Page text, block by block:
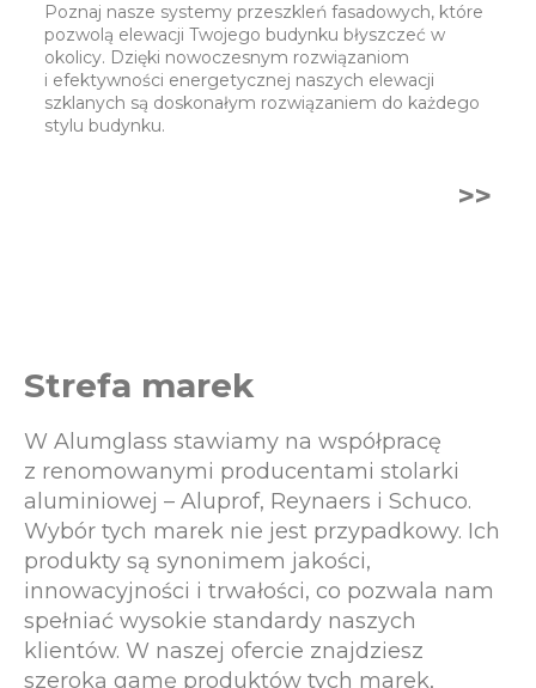
Poznaj nasze systemy przeszkleń fasadowych, które
pozwolą elewacji Twojego budynku błyszczeć w
okolicy. Dzięki nowoczesnym rozwiązaniom
i efektywności energetycznej naszych elewacji
szklanych są doskonałym rozwiązaniem do każdego
stylu budynku.
>>
Strefa marek
W Alumglass stawiamy na współpracę
z renomowanymi producentami stolarki
aluminiowej – Aluprof, Reynaers i Schuco.
Wybór tych marek nie jest przypadkowy. Ich
produkty są synonimem jakości,
innowacyjności i trwałości, co pozwala nam
spełniać wysokie standardy naszych
klientów. W naszej ofercie znajdziesz
szeroką gamę produktów tych marek,